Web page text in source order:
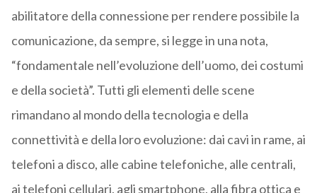
abilitatore della connessione per rendere possibile la
comunicazione, da sempre, si legge in una nota,
“fondamentale nell’evoluzione dell’uomo, dei costumi
e della società”. Tutti gli elementi delle scene
rimandano al mondo della tecnologia e della
connettività e della loro evoluzione: dai cavi in rame, ai
telefoni a disco, alle cabine telefoniche, alle centrali,
ai telefoni cellulari, agli smartphone, alla fibra ottica e